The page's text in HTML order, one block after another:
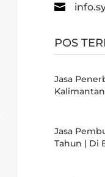

POS
Jasa
Jasa
Tahun | Di